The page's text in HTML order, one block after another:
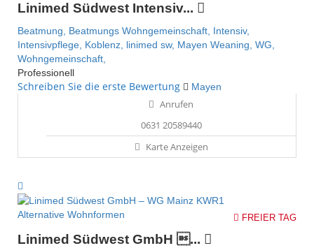
Linimed Südwest Intensiv...
Beatmung, Beatmungs Wohngemeinschaft, Intensiv,
Intensivpflege, Koblenz, linimed sw, Mayen Weaning, WG,
Wohngemeinschaft,
Professionell
Schreiben Sie die erste Bewertung Mayen
Anrufen
0631 20589440
Karte Anzeigen
Alternative Wohnformen FREIER TAG
Linimed Südwest GmbH ...